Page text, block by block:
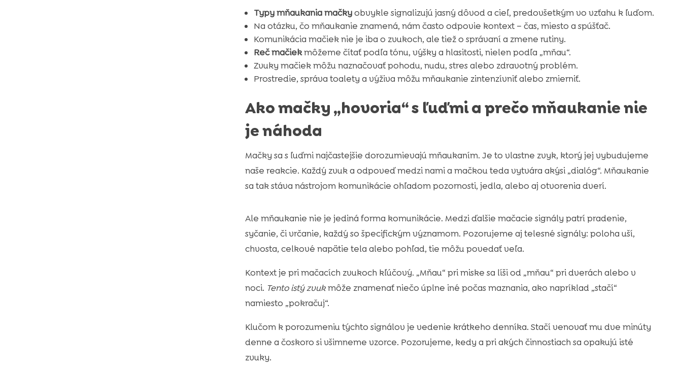
Typy mňaukania mačkyobvykle signalizujú jasný dôvod a cieľ, predovšetkým vo vzťahu k ľuďom.
Na otázku, čo mňaukanie znamená, nám často odpovie kontext – čas, miesto a spúšťač.
Komunikácia mačiek nie je iba o zvukoch, ale tiež o správaní a zmene rutiny.
Reč mačiekmôžeme čítať podľa tónu, výšky a hlasitosti, nielen podľa „mňau“.
Zvuky mačiek môžu naznačovať pohodu, nudu, stres alebo zdravotný problém.
Prostredie, správa toalety a výživa môžu mňaukanie zintenzívniť alebo zmierniť.
Ako mačky „hovoria“ s ľuďmi a prečo mňaukanie nie
je náhoda
Mačky sa s ľuďmi najčastejšie dorozumievajú mňaukaním. Je to vlastne zvyk, ktorý jej vybudujeme
naše reakcie. Každý zvuk a odpoveď medzi nami a mačkou teda vytvára akýsi „dialóg“. Mňaukanie
sa tak stáva nástrojom komunikácie ohľadom pozornosti, jedla, alebo aj otvorenia dverí.
Ale mňaukanie nie je jediná forma komunikácie. Medzi ďalšie mačacie signály patrí pradenie,
syčanie, či vrčanie, každý so špecifickým významom. Pozorujeme aj telesné signály: poloha uší,
chvosta, celkové napätie tela alebo pohľad, tie môžu povedať veľa.
Kontext je pri mačacích zvukoch kľúčový. „Mňau“ pri miske sa líši od „mňau“ pri dverách alebo v
noci. Tento istý zvukmôže znamenať niečo úplne iné počas maznania, ako napríklad „stačí“
namiesto „pokračuj“.
Klučom k porozumeniu týchto signálov je vedenie krátkeho denníka. Stačí venovať mu dve minúty
denne a čoskoro si všimneme vzorce. Pozorujeme, kedy a pri akých činnostiach sa opakujú isté
zvuky.